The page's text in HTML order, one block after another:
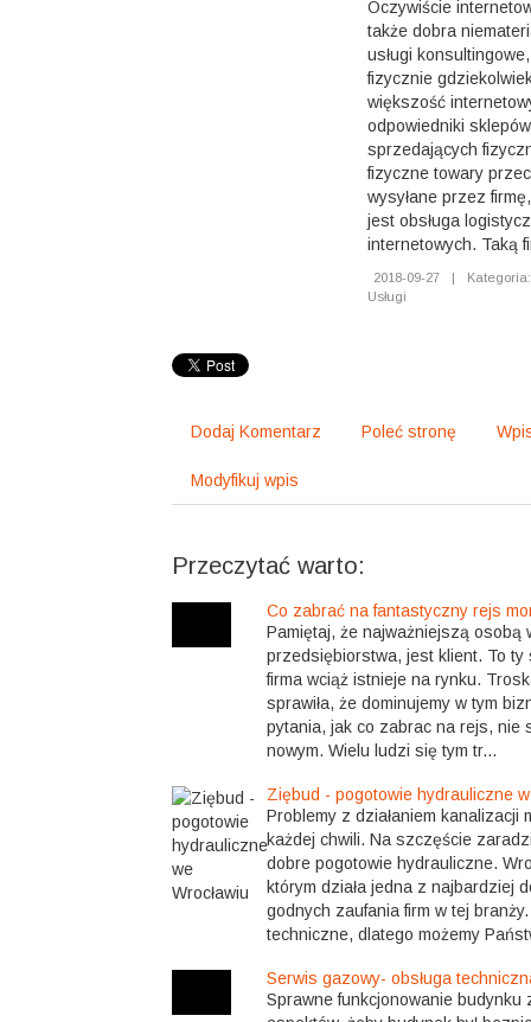
Oczywiście
także dobra
usługi
fizycznie
większość
odpowiedniki
sprzedających
fizyczne towary
wysyłane przez
jest obsługa
internetowych. Taką
2018-09-27 |
Usługi
Dodaj Komentarz Poleć stronę
Modyfikuj wpis
Przeczytać warto:
Co zabrać na fantastyczny rejs
Pamiętaj, że najważniejszą osobą
przedsiębiorstwa, jest klient. To
firma wciąż istnieje na rynku.
sprawiła, że dominujemy w tym
pytania, jak co zabrac na rejs, nie
nowym. Wielu ludzi się tym tr...
Ziębud - pogotowie hydrauliczne
Problemy z działaniem kanalizacji
każdej chwili. Na szczęście
dobre pogotowie hydrauliczne.
którym działa jedna z najbardziej
godnych zaufania firm w tej
techniczne, dlatego możemy
Serwis gazowy- obsługa
Sprawne funkcjonowanie budynku